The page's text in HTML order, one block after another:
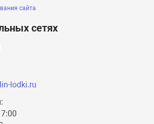
сайта
сетях
lodki.ru